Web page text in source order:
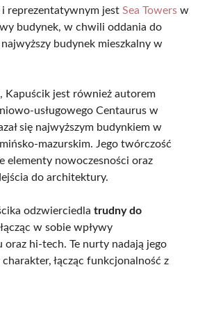
i reprezentatywnym jest Sea Towers w
budynek, w chwili oddania do
budynek mieszkalny w
Kapuścik jest również autorem
usługowego Centaurus w
się najwyższym budynkiem w
mazurskim. Jego twórczość
elementy nowoczesności oraz
do architektury.
odzwierciedla trudny do
w sobie wpływy
hi-tech. Te nurty nadają jego
łącząc funkcjonalność z